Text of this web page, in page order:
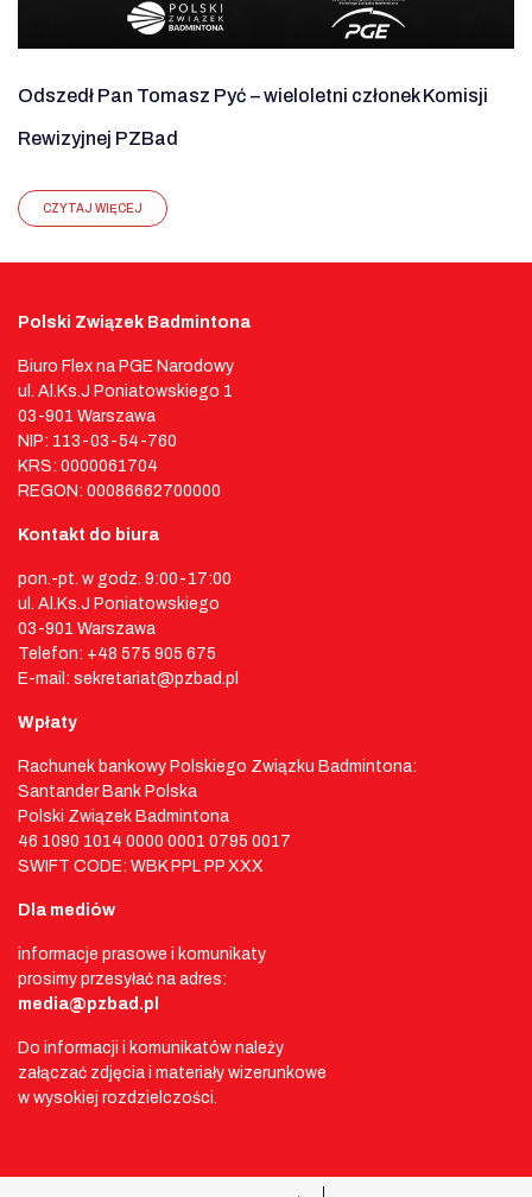
Odszedł Pan Tomasz Pyć – wieloletni członek Komisji
Rewizyjnej PZBad
CZYTAJ WIĘCEJ
Polski Związek Badmintona
Biuro Flex na PGE Narodowy
ul. Al.Ks.J Poniatowskiego 1
03-901 Warszawa
NIP: 113-03-54-760
KRS: 0000061704
REGON: 00086662700000
Kontakt do biura
pon.-pt. w godz. 9:00-17:00
ul. Al.Ks.J Poniatowskiego
03-901 Warszawa
Telefon: +48 575 905 675
E-mail: sekretariat@pzbad.pl
Wpłaty
Rachunek bankowy Polskiego Związku Badmintona:
Santander Bank Polska
Polski Związek Badmintona
46 1090 1014 0000 0001 0795 0017
SWIFT CODE: WBK PPL PP XXX
Dla mediów
informacje prasowe i komunikaty
prosimy przesyłać na adres:
media@pzbad.pl
Do informacji i komunikatów należy
załączać zdjęcia i materiały wizerunkowe
w wysokiej rozdzielczości.